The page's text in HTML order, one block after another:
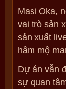
Masi Oka,
vai trò sản
sản xuất
hâm mộ
Dự án vẫn
sự quan